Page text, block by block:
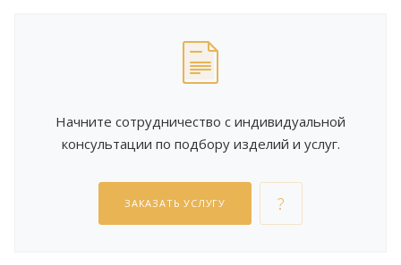
Начните сотрудничество с индивидуальной
консультации по подбору изделий и услуг.
ЗАКАЗАТЬ УСЛУГУ